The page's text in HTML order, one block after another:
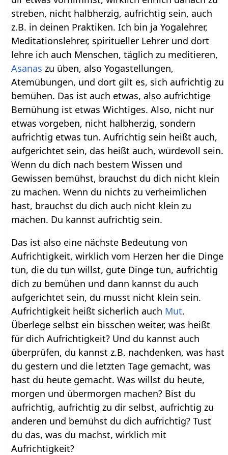
streben, nicht halbherzig, aufrichtig sein, auch
z.B. in deinen Praktiken. Ich bin ja Yogalehrer,
Meditationslehrer, spiritueller Lehrer und dort
lehre ich auch Menschen, täglich zu meditieren,
Asanas zu üben, also Yogastellungen,
Atemübungen, und dort gilt es, sich aufrichtig zu
bemühen. Das ist auch etwas, also aufrichtige
Bemühung ist etwas Wichtiges. Also, nicht nur
etwas vorgeben, nicht halbherzig, sondern
aufrichtig etwas tun. Aufrichtig sein heißt auch,
aufgerichtet sein, das heißt auch, würdevoll sein.
Wenn du dich nach bestem Wissen und
Gewissen bemühst, brauchst du dich nicht klein
zu machen. Wenn du nichts zu verheimlichen
hast, brauchst du dich auch nicht klein zu
machen. Du kannst aufrichtig sein.
Das ist also eine nächste Bedeutung von
Aufrichtigkeit, wirklich vom Herzen her die Dinge
tun, die du tun willst, gute Dinge tun, aufrichtig
dich zu bemühen und dann kannst du auch
aufgerichtet sein, du musst nicht klein sein.
Aufrichtigkeit heißt sicherlich auch Mut.
Überlege selbst ein bisschen weiter, was heißt
für dich Aufrichtigkeit? Und du kannst auch
überprüfen, du kannst z.B. nachdenken, was hast
du gestern und die letzten Tage gemacht, was
hast du heute gemacht. Was willst du heute,
morgen und übermorgen machen? Bist du
aufrichtig, aufrichtig zu dir selbst, aufrichtig zu
anderen und bemühst du dich aufrichtig? Tust
du das, was du machst, wirklich mit
Aufrichtigkeit?